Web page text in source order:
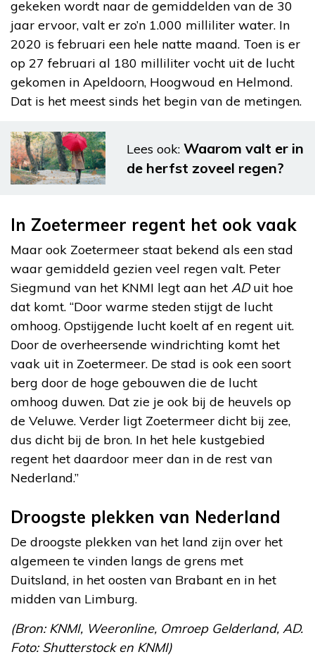
gekeken wordt naar de gemiddelden van de 30
jaar ervoor, valt er zo’n 1.000 milliliter water. In
2020 is februari een hele natte maand. Toen is er
op 27 februari al 180 milliliter vocht uit de lucht
gekomen in Apeldoorn, Hoogwoud en Helmond.
Dat is het meest sinds het begin van de metingen.
Lees ook: Waarom valt er in
de herfst zoveel regen?
In Zoetermeer regent het ook vaak
Maar ook Zoetermeer staat bekend als een stad
waar gemiddeld gezien veel regen valt. Peter
Siegmund van het KNMI legt aan het ADuit hoe
dat komt. “Door warme steden stijgt de lucht
omhoog. Opstijgende lucht koelt af en regent uit.
Door de overheersende windrichting komt het
vaak uit in Zoetermeer. De stad is ook een soort
berg door de hoge gebouwen die de lucht
omhoog duwen. Dat zie je ook bij de heuvels op
de Veluwe. Verder ligt Zoetermeer dicht bij zee,
dus dicht bij de bron. In het hele kustgebied
regent het daardoor meer dan in de rest van
Nederland.”
Droogste plekken van Nederland
De droogste plekken van het land zijn over het
algemeen te vinden langs de grens met
Duitsland, in het oosten van Brabant en in het
midden van Limburg.
(Bron: KNMI, Weeronline, Omroep Gelderland, AD.
Foto: Shutterstock en KNMI)